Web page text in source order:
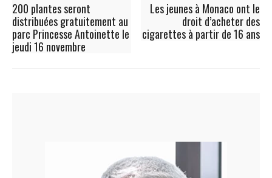
200 plantes seront
distribuées gratuitement au
parc Princesse Antoinette le
jeudi 16 novembre
Les jeunes à Monaco ont le
droit d’acheter des
cigarettes à partir de 16 ans